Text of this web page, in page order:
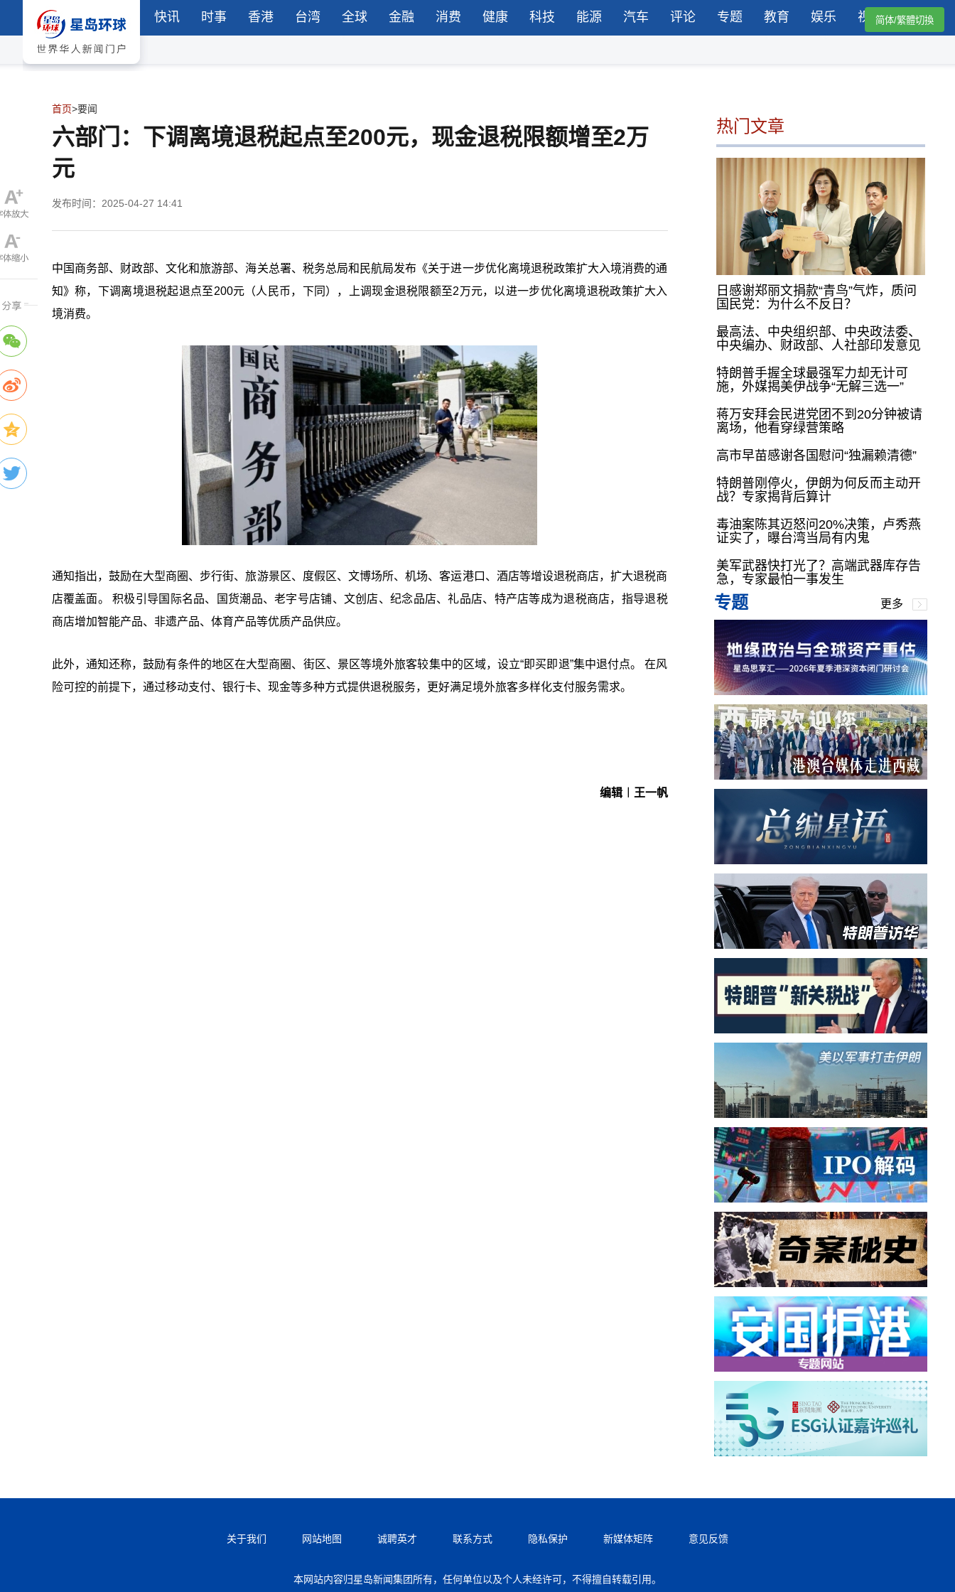
快讯 时事 香港 台湾 全球 金融 消费 健康 科技 能源 汽车 评论 专题 教育 娱乐 视频简体/繁體切換
首页>要闻
六部门：下调离境退税起点至200元，现金退税限额增至2万
元
发布时间：2025-04-27 14:41
中国商务部、财政部、文化和旅游部、海关总署、税务总局和民航局发布《关于进一步优化离境退税政策扩大入境消费的通
知》称，下调离境退税起退点至200元（人民币，下同），上调现金退税限额至2万元，以进一步优化离境退税政策扩大入
境消费。
通知指出，鼓励在大型商圈、步行街、旅游景区、度假区、文博场所、机场、客运港口、酒店等增设退税商店，扩大退税商
店覆盖面。 积极引导国际名品、国货潮品、老字号店铺、文创店、纪念品店、礼品店、特产店等成为退税商店，指导退税
商店增加智能产品、非遗产品、体育产品等优质产品供应。
此外，通知还称，鼓励有条件的地区在大型商圈、街区、景区等境外旅客较集中的区域，设立“即买即退”集中退付点。 在风
险可控的前提下，通过移动支付、银行卡、现金等多种方式提供退税服务，更好满足境外旅客多样化支付服务需求。
编辑︱王一帆
热门文章
日感谢郑丽文捐款“青鸟”气炸，质问
国民党：为什么不反日？
最高法、中央组织部、中央政法委、
中央编办、财政部、人社部印发意见
特朗普手握全球最强军力却无计可
施，外媒揭美伊战争“无解三选一”
蒋万安拜会民进党团不到20分钟被请
离场，他看穿绿营策略
高市早苗感谢各国慰问“独漏赖清德”
特朗普刚停火，伊朗为何反而主动开
战？专家揭背后算计
毒油案陈其迈怒问20%决策，卢秀燕
证实了，曝台湾当局有内鬼
美军武器快打光了？高端武器库存告
急，专家最怕一事发生
专题 更多
关于我们 网站地图 诚聘英才 联系方式 隐私保护 新媒体矩阵 意见反馈
本网站内容归星岛新闻集团所有，任何单位以及个人未经许可，不得擅自转载引用。